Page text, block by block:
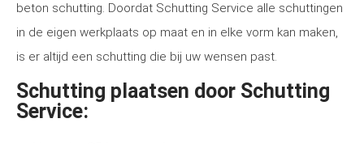
beton schutting. Doordat Schutting Service alle schuttingen
in de eigen werkplaats op maat en in elke vorm kan maken,
is er altijd een schutting die bij uw wensen past.
Schutting plaatsen door Schutting
Service: